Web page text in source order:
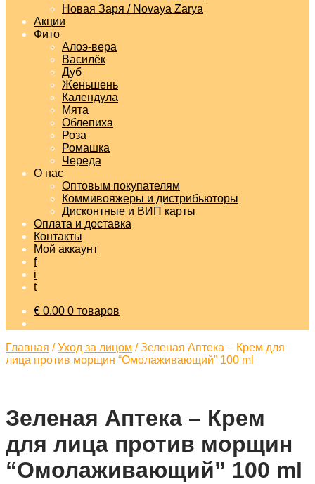
Новая Заря / Novaya Zarya
Акции
Фито
Алоэ-вера
Василёк
Дуб
Женьшень
Календула
Мята
Облепиха
Роза
Ромашка
Череда
О нас
Оптовым покупателям
Коммивояжеры и дистрибьюторы
Дисконтные и ВИП карты
Оплата и доставка
Контакты
Мой аккаунт
f
i
t
€ 0.00 0 товаров
Главная /Уход за лицом /Зеленая Аптека – Крем для
лица против морщин “Омолаживающий” 100 ml
Зеленая Аптека – Крем
для лица против морщин
“Омолаживающий” 100 ml